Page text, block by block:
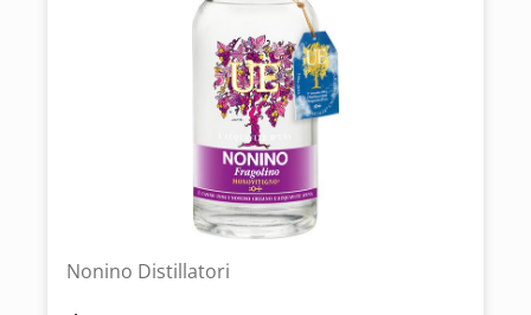
Nonino Distillatori